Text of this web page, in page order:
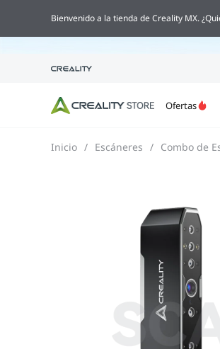
Ofertas
Inicio / Escáneres / Combo de
Bienvenido a la tienda de Creality MX.